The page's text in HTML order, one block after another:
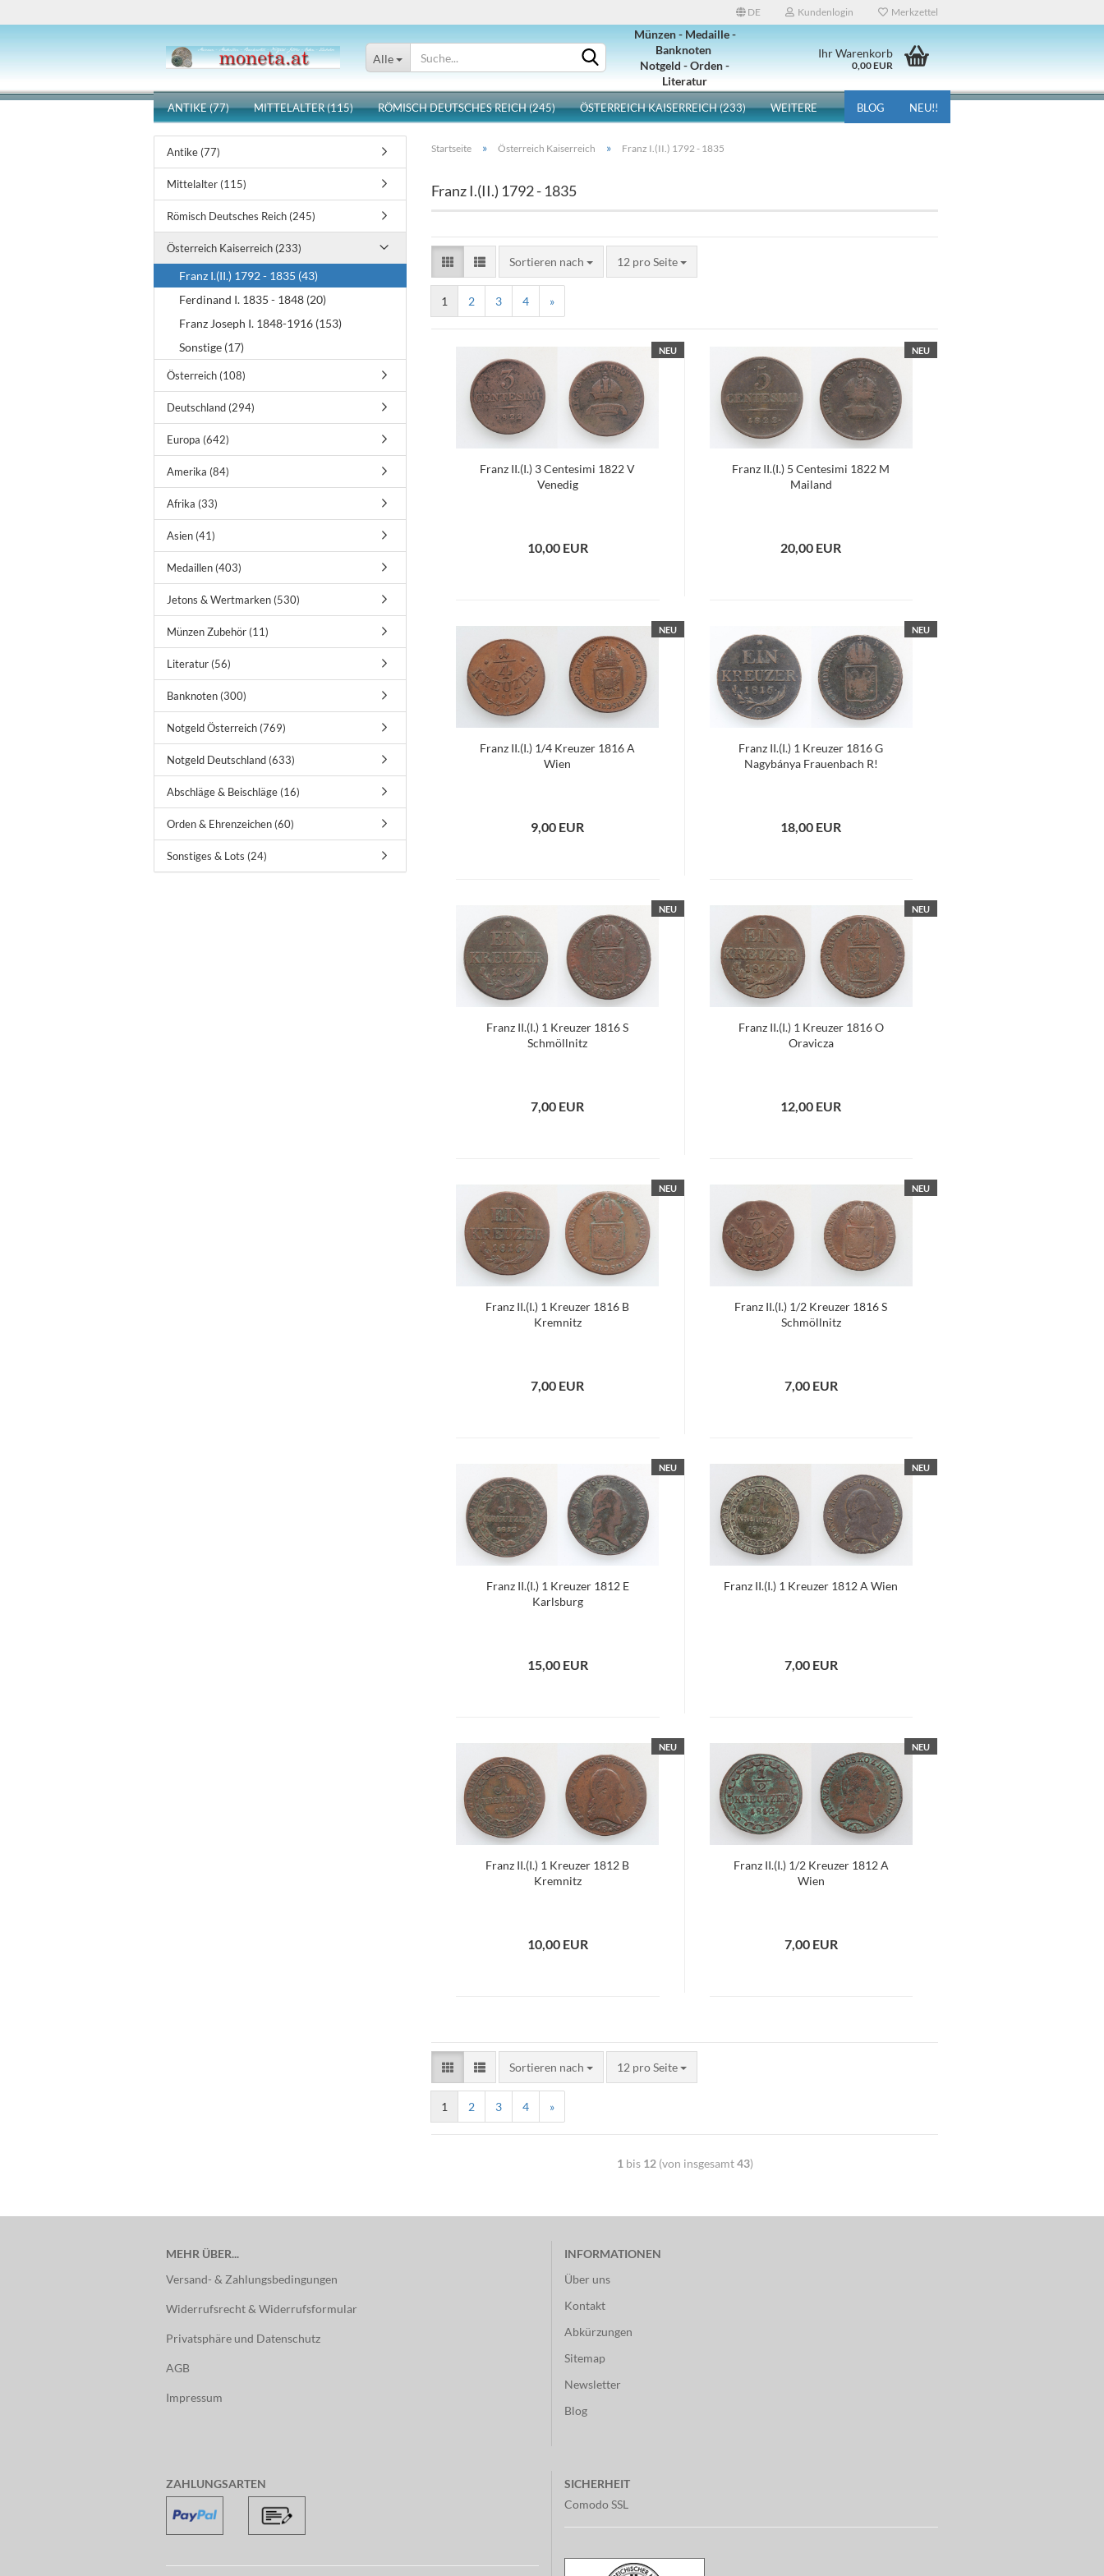
DE
Sprache auswählen
Kundenlogin
Konto erstellen
Passwort vergessen?
Merkzettel
Alle
Münzen - Medaille -
Banknoten
Notgeld - Orden -
Literatur
Ihr Warenkorb
0,00 EUR
ANTIKE (77) MITTELALTER (115) RÖMISCH DEUTSCHES REICH (245) ÖSTERREICH KAISERREICH (233) BLOG NEU!!
WEITERE
Startseite » Österreich Kaiserreich » Franz I.(II.) 1792 - 1835
Franz I.(II.) 1792 - 1835
Sortieren nach 12 pro Seite
1 2 3 4 »
NEU
Franz II.(I.) 3 Centesimi 1822 V
Venedig
10,00 EUR
NEU
Franz II.(I.) 5 Centesimi 1822 M
Mailand
20,00 EUR
NEU
Franz II.(I.) 1/4 Kreuzer 1816 A
Wien
9,00 EUR
NEU
Franz II.(I.) 1 Kreuzer 1816 G
Nagybánya Frauenbach R!
18,00 EUR
NEU
Franz II.(I.) 1 Kreuzer 1816 S
Schmöllnitz
7,00 EUR
NEU
Franz II.(I.) 1 Kreuzer 1816 O
Oravicza
12,00 EUR
NEU
Franz II.(I.) 1 Kreuzer 1816 B
Kremnitz
7,00 EUR
NEU
Franz II.(I.) 1/2 Kreuzer 1816 S
Schmöllnitz
7,00 EUR
NEU
Franz II.(I.) 1 Kreuzer 1812 E
Karlsburg
15,00 EUR
NEU
Franz II.(I.) 1 Kreuzer 1812 A Wien
7,00 EUR
NEU
Franz II.(I.) 1 Kreuzer 1812 B
Kremnitz
10,00 EUR
NEU
Franz II.(I.) 1/2 Kreuzer 1812 A
Wien
7,00 EUR
Sortieren nach 12 pro Seite
1 2 3 4 »
1 bis 12(von insgesamt43)
Antike (77)
Mittelalter (115)
Römisch Deutsches Reich (245)
Österreich Kaiserreich (233)
Franz I.(II.) 1792 - 1835 (43)
Ferdinand I. 1835 - 1848 (20)
Franz Joseph I. 1848-1916 (153)
Sonstige (17)
Österreich (108)
Deutschland (294)
Europa (642)
Amerika (84)
Afrika (33)
Asien (41)
Medaillen (403)
Jetons & Wertmarken (530)
Münzen Zubehör (11)
Literatur (56)
Banknoten (300)
Notgeld Österreich (769)
Notgeld Deutschland (633)
Abschläge & Beischläge (16)
Orden & Ehrenzeichen (60)
Sonstiges & Lots (24)
MEHR ÜBER...
Versand- & Zahlungsbedingungen
Widerrufsrecht & Widerrufsformular
Privatsphäre und Datenschutz
AGB
Impressum
INFORMATIONEN
Über uns
Kontakt
Abkürzungen
Sitemap
Newsletter
Blog
ZAHLUNGSARTEN
SICHERHEIT
Comodo SSL